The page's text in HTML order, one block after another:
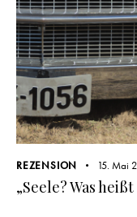
REZENSION 15. Mai
„Seele? Was